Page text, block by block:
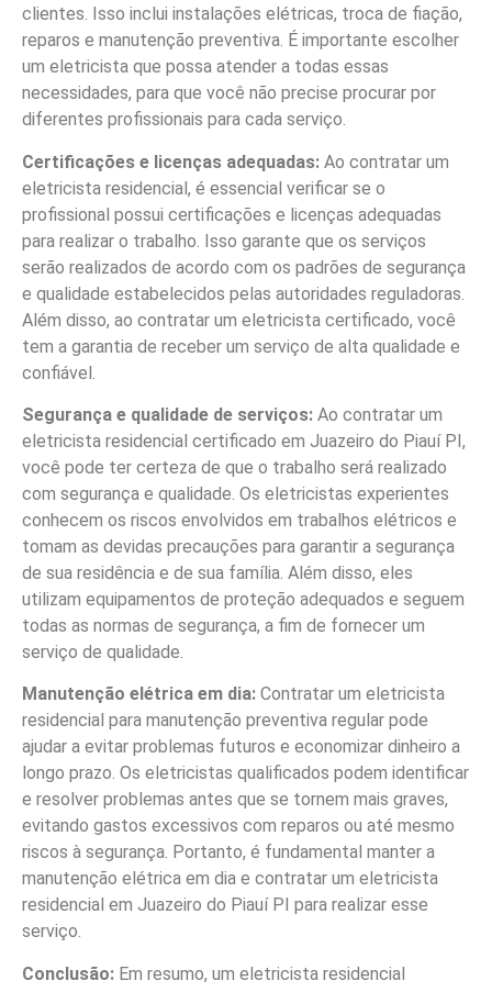
clientes. Isso inclui instalações elétricas, troca de fiação,
reparos e manutenção preventiva. É importante escolher
um eletricista que possa atender a todas essas
necessidades, para que você não precise procurar por
diferentes profissionais para cada serviço.
Certificações e licenças adequadas: Ao contratar um
eletricista residencial, é essencial verificar se o
profissional possui certificações e licenças adequadas
para realizar o trabalho. Isso garante que os serviços
serão realizados de acordo com os padrões de segurança
e qualidade estabelecidos pelas autoridades reguladoras.
Além disso, ao contratar um eletricista certificado, você
tem a garantia de receber um serviço de alta qualidade e
confiável.
Segurança e qualidade de serviços: Ao contratar um
eletricista residencial certificado em Juazeiro do Piauí PI,
você pode ter certeza de que o trabalho será realizado
com segurança e qualidade. Os eletricistas experientes
conhecem os riscos envolvidos em trabalhos elétricos e
tomam as devidas precauções para garantir a segurança
de sua residência e de sua família. Além disso, eles
utilizam equipamentos de proteção adequados e seguem
todas as normas de segurança, a fim de fornecer um
serviço de qualidade.
Manutenção elétrica em dia: Contratar um eletricista
residencial para manutenção preventiva regular pode
ajudar a evitar problemas futuros e economizar dinheiro a
longo prazo. Os eletricistas qualificados podem identificar
e resolver problemas antes que se tornem mais graves,
evitando gastos excessivos com reparos ou até mesmo
riscos à segurança. Portanto, é fundamental manter a
manutenção elétrica em dia e contratar um eletricista
residencial em Juazeiro do Piauí PI para realizar esse
serviço.
Conclusão: Em resumo, um eletricista residencial